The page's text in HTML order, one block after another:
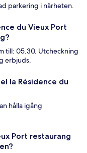
parkering i närheten.
du Vieux Port
till: 05.30. Utcheckning
erbjuds.
la Résidence du
hålla igång
Port restaurang